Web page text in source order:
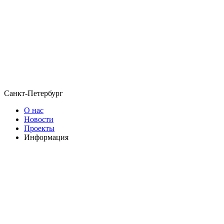
Санкт-Петербург
О нас
Новости
Проекты
Информация